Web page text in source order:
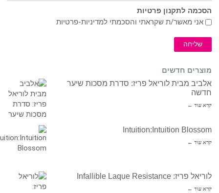
הסכמה לתקנון פרטיות
אני מאשר/ת שקראתי והסכמתי למדיניות-פרטיות
שליחה
מוצרים חדשים
אלביב מבית לוריאל פריז: סדרת מסכות שיער
חדשה
קרא עוד ←
Intuition:Intuition Blossom
קרא עוד ←
לוריאל פריז: Infallible Laque Resistance
קרא עוד ←